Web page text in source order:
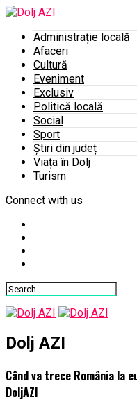
Administrație locală
Afaceri
Cultură
Eveniment
Exclusiv
Politică locală
Social
Sport
Știri din județ
Viața în Dolj
Turism
Connect with us
Dolj AZI
Când va trece România la
DoljAZI